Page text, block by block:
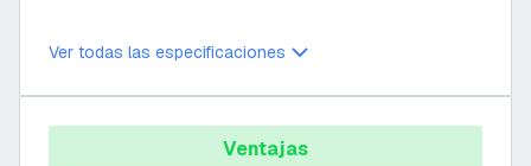
Ver todas las especificaciones
Ventajas